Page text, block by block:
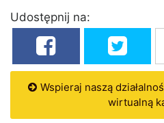
Udostępnij na:
Wspieraj naszą
wirtualną